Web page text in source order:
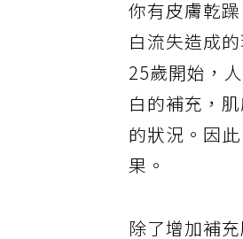
你有皮膚乾
白流失造成
25歲開始，
白的補充，
的狀況。因
果。